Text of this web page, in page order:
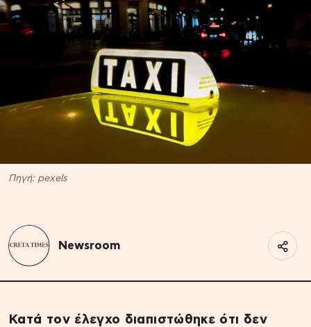
Πηγή: pexels
Newsroom
Κατά τον έλεγχο διαπιστώθηκε ότι δεν